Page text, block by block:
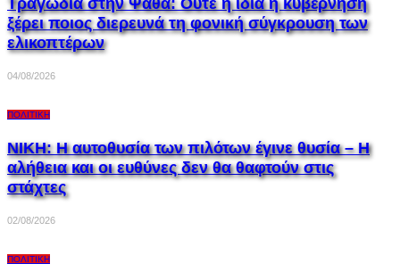
Τραγωδία στην Ψάθα: Ούτε η ίδια η κυβέρνηση
ξέρει ποιος διερευνά τη φονική σύγκρουση των
ελικοπτέρων
04/08/2026
ΠΟΛΙΤΙΚΉ
ΝΙΚΗ: Η αυτοθυσία των πιλότων έγινε θυσία – Η
αλήθεια και οι ευθύνες δεν θα θαφτούν στις
στάχτες
02/08/2026
ΠΟΛΙΤΙΚΉ